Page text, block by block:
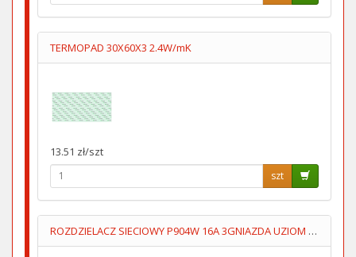
TERMOPAD 30X60X3 2.4W/mK
13.51 zł/szt
szt
ROZDZIELACZ SIECIOWY P904W 16A 3GNIAZDA UZIOM WYŁĄCZNIK